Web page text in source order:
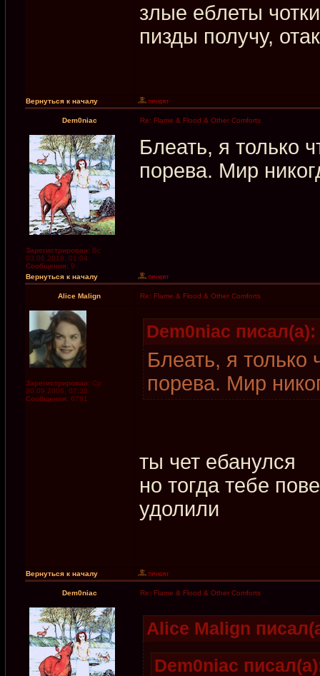
злые еблеты
пизды получу,
Вернуться к началу
Dem0niac Re: Flame & Flood & Other Comforts
Зарегистрирован: Вс
03.06.2018, 01:04
Сообщения: 9
Блеать, я только
порева. Мир
Вернуться к началу
Alice Malign Re: Flame & Flood & Other Comforts
Зарегистрирован: Ср
20.09.2006, 07:38
Сообщения: 6781
Dem0niac писал(а):
Блеать, я только
порева. Мир
ты чет ебанулся
но тогда тебе
удолили
Вернуться к началу
Dem0niac Re: Flame & Flood & Other Comforts
Alice Malign
Dem0niac